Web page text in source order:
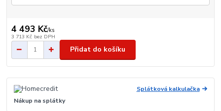
4 493 Kč/ks
3 713 Kč bez DPH
Přidat do košíku
Splátková kalkulačka
Nákup na splátky